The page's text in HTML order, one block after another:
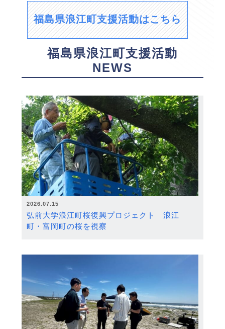
福島県浪江町支援活動はこちら
福島県浪江町支援活動
NEWS
2026.07.15
弘前大学浪江町桜復興プロジェクト 浪江
町・富岡町の桜を視察